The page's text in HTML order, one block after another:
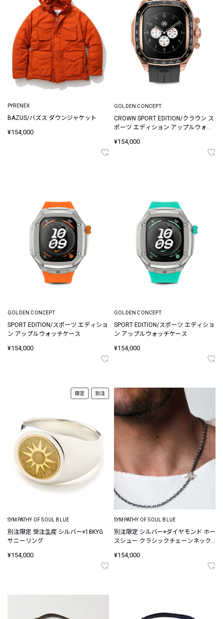
PYRENEX
BAZUS/バズス ダウンジャケット
¥154,000
GOLDEN CONCEPT
CROWN SPORT EDITION/クラウン ス
ポーツ エディション アップルウォッ
¥154,000
GOLDEN CONCEPT
SPORT EDITION/スポーツ エディショ
ン アップルウォッチケース
¥154,000
GOLDEN CONCEPT
SPORT EDITION/スポーツ エディショ
ン アップルウォッチケース
¥154,000
限定 別注
SYMPATHY OF SOUL BLUE
別注限定 受注生産 シルバー×18KYG
サニーリング
¥154,000
SYMPATHY OF SOUL BLUE
別注限定 シルバー×ダイヤモンド ホー
スシュー クラシックチェーンネック
¥154,000